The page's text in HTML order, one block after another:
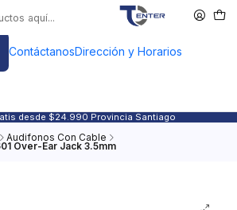
ContáctanosDirección y Horarios
desde $24.990 Provincia Santiago
Audifonos Con Cable
Over-Ear Jack 3.5mm